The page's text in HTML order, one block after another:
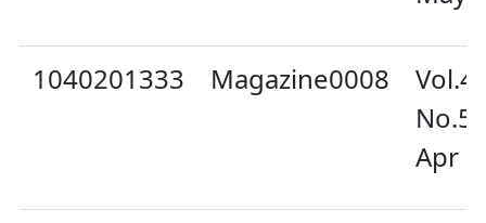
1040201333 Magazine0008
Apr